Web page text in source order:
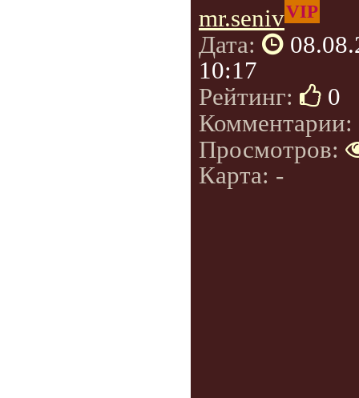
mr.senivVIP
Дата:
10:17
Рейтинг:
0
Комментарии:
Просмотров:
Карта: -